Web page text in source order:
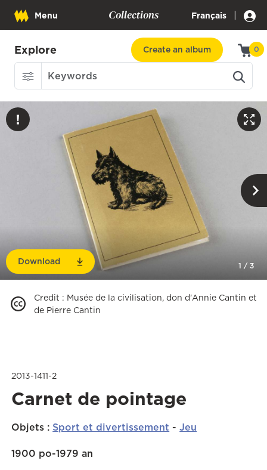
Menu Collections Français |
Explore Create an album 0
Download 1 /3
Credit : Musée de la civilisation, don d'Annie Cantin et
de Pierre Cantin
2013-1411-2
Carnet de pointage
Objets : Sport et divertissement -Jeu
1900 po-1979 an